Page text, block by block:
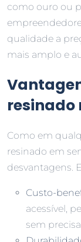
como ouro ou
qualidade a
mais amplo e
resinado
Como em
resinado em
desvantagens.
Custo-
acessível,
sem